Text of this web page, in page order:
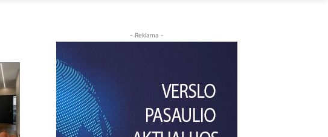
- Reklama -